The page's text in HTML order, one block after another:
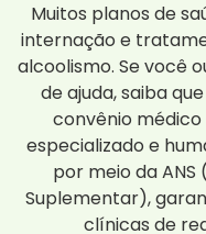
Muitos planos de
internação e
alcoolismo. Se você
de ajuda, saiba
convênio
especializado e
por meio da ANS
Suplementar),
clínicas de